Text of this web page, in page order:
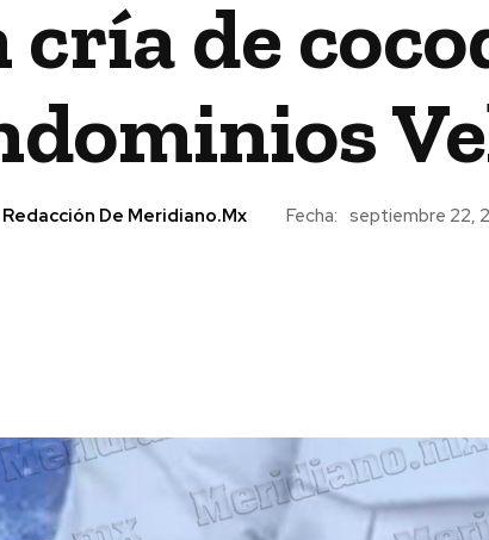
de
Redacción De Meridiano.mx Fecha: septiembre 22,